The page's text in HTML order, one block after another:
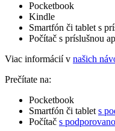
Pocketbook
Kindle
Smartfón či tablet s
Počítač s príslušnou
Viac informácií v našich
Prečítate na:
Pocketbook
Smartfón či tablet s
Počítač s